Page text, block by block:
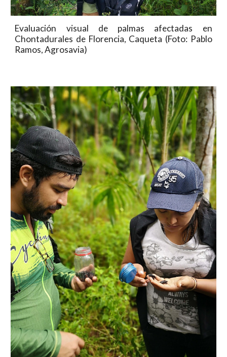
Evaluación visual de palmas afectadas en
Chontadurales de Florencia, Caqueta (Foto: Pablo
Ramos, Agrosavia)